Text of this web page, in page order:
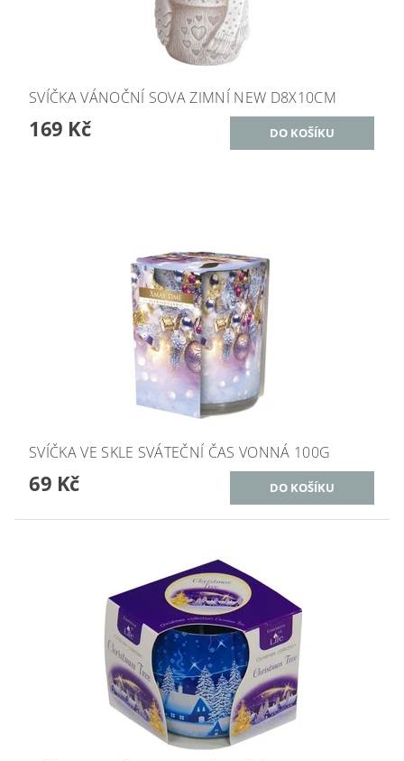
SVÍČKA VÁNOČNÍ SOVA ZIMNÍ NEW D8X10CM
169 Kč
SVÍČKA VE SKLE SVÁTEČNÍ ČAS VONNÁ 100G
69 Kč